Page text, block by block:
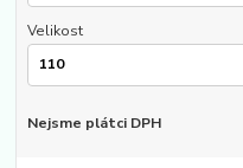
Velikost
Nejsme plátci DPH